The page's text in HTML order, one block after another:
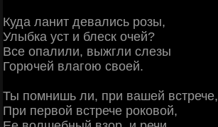
Куда ланит девались розы,
Улыбка уст и блеск очей?
Все опалили, выжгли слезы
Горючей влагою своей.
Ты помнишь ли, при вашей встрече,
При первой встрече роковой,